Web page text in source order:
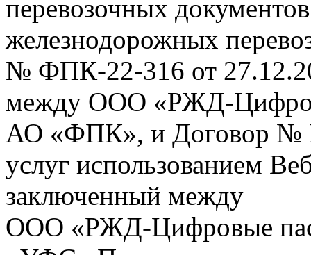
перевозочных
железнодорожных
№ ФПК-22-316 от
между ООО «РЖД-
АО «ФПК», и Договор №
услуг использованием
заключенный между
ООО «РЖД-Цифровые